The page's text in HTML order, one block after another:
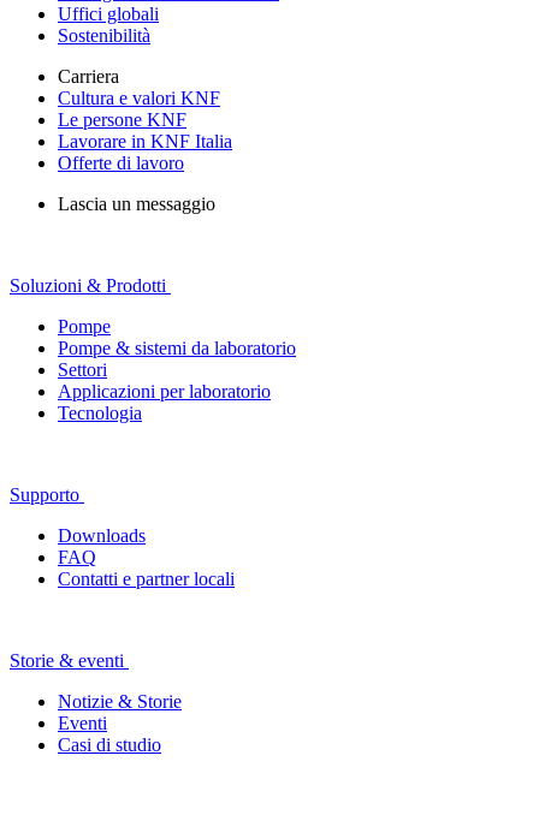
Uffici globali
Sostenibilità
Carriera
Cultura e valori KNF
Le persone KNF
Lavorare in KNF Italia
Offerte di lavoro
Lascia un messaggio
Soluzioni & Prodotti
Pompe
Pompe & sistemi da laboratorio
Settori
Applicazioni per laboratorio
Tecnologia
Supporto
Downloads
FAQ
Contatti e partner locali
Storie & eventi
Notizie & Storie
Eventi
Casi di studio